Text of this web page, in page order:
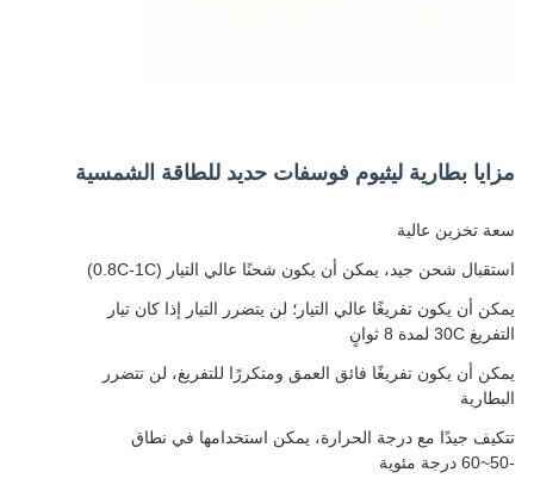
مزايا بطارية ليثيوم فوسفات حديد للطاقة الشمسية
سعة تخزين عالية
استقبال شحن جيد، يمكن أن يكون شحنًا عالي التيار (0.8C-1C)
يمكن أن يكون تفريغًا عالي التيار؛ لن يتضرر التيار إذا كان تيار
التفريغ 30C لمدة 8 ثوانٍ
يمكن أن يكون تفريغًا فائق العمق ومتكررًا للتفريغ، لن تتضرر
البطارية
تتكيف جيدًا مع درجة الحرارة، يمكن استخدامها في نطاق
-50~60 درجة مئوية